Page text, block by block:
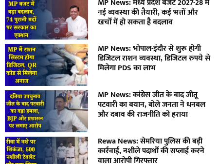
नई व्यवस्था की तैयारी, कई भत्तों और
खर्चों में हो सकता है बदलाव
MP News: भोपाल-इंदौर से शुरू होगी
डिजिटल राशन व्यवस्था, डिजिटल रुपये से
मिलेगा PDS का लाभ
MP News: कांग्रेस जीत के बाद जीतू
पटवारी का बयान, बोले जनता ने धनबल
और दबाव की राजनीति को हराया
Rewa News: सेमरिया पुलिस की बड़ी
कार्रवाई, नशीले पदार्थों की सप्लाई करने
वाला आरोपी गिरफ्तार